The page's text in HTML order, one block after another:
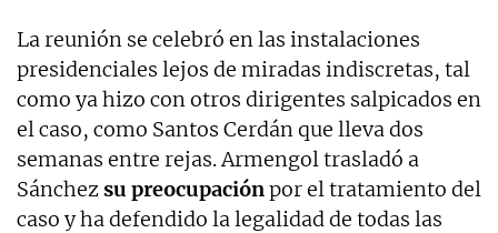
La reunión se celebró en las instalaciones
presidenciales lejos de miradas indiscretas, tal
como ya hizo con otros dirigentes salpicados en
el caso, como Santos Cerdán que lleva dos
semanas entre rejas. Armengol trasladó a
Sánchezsu preocupaciónpor el tratamiento del
caso y ha defendido la legalidad de todas las